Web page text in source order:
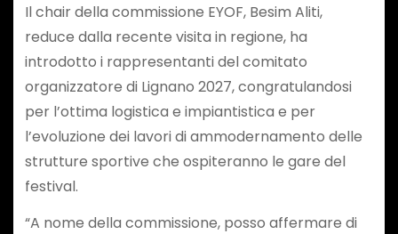
Il chair della commissione EYOF, Besim Aliti,
reduce dalla recente visita in regione, ha
introdotto i rappresentanti del comitato
organizzatore di Lignano 2027, congratulandosi
per l’ottima logistica e impiantistica e per
l’evoluzione dei lavori di ammodernamento delle
strutture sportive che ospiteranno le gare del
festival.
“A nome della commissione, posso affermare di